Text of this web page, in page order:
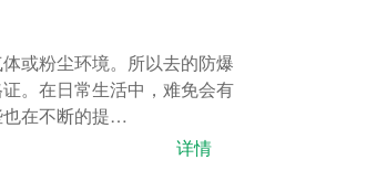
或粉尘环境。所以去的防爆
。在日常生活中，难免会有
也在不断的提…
详情